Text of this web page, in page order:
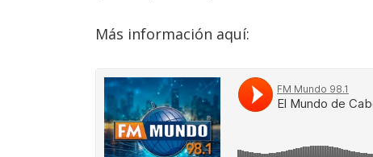
Más información aquí: